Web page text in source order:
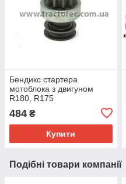
Бендикс стартера
мотоблока з двигуном
R180, R175
484 ₴
Купити
Подібні товари компанії